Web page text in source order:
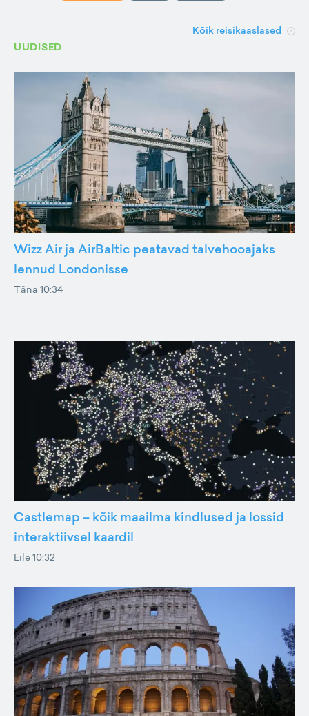
Kõik reisikaaslased
UUDISED
Wizz Air ja AirBaltic peatavad talvehooajaks
lennud Londonisse
Täna 10:34
Castlemap – kõik maailma kindlused ja lossid
interaktiivsel kaardil
Eile 10:32